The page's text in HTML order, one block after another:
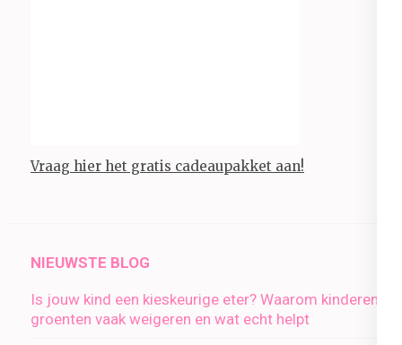
Vraag hier het gratis cadeaupakket aan!
NIEUWSTE BLOG
Is jouw kind een kieskeurige eter? Waarom kinderen
groenten vaak weigeren en wat echt helpt